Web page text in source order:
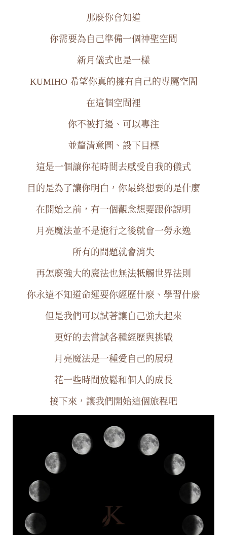
那麼你會知道
你需要為自己準備一個神聖空間
新月儀式也是一樣
KUMIHO 希望你真的擁有自己的專屬空間
在這個空間裡
你不被打擾、可以專注
並釐清意圖、設下目標
這是一個讓你花時間去感受自我的儀式
目的是為了讓你明白，你最終想要的是什麼
在開始之前，有一個觀念想要跟你說明
月亮魔法並不是施行之後就會一勞永逸
所有的問題就會消失
再怎麼強大的魔法也無法牴觸世界法則
你永遠不知道命運要你經歷什麼、學習什麼
但是我們可以試著讓自己強大起來
更好的去嘗試各種經歷與挑戰
月亮魔法是一種愛自己的展現
花一些時間放鬆和個人的成長
接下來，讓我們開始這個旅程吧